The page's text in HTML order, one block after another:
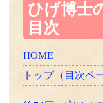
ひげ博士
目次
HOME
トップ（目次ペ